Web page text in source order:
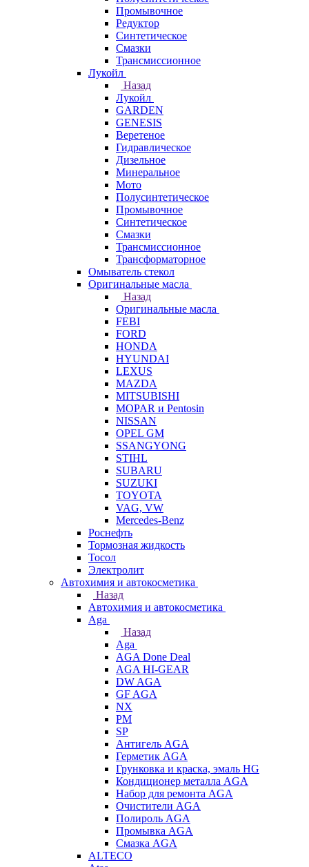
Промывочное
Редуктор
Синтетическое
Смазки
Трансмиссионное
Лукойл
Назад
Лукойл
GARDEN
GENESIS
Веретеное
Гидравлическое
Дизельное
Минеральное
Мото
Полусинтетическое
Промывочное
Синтетическое
Смазки
Трансмиссионное
Трансформаторное
Омыватель стекол
Оригинальные масла
Назад
Оригинальные масла
FEBI
FORD
HONDA
HYUNDAI
LEXUS
MAZDA
MITSUBISHI
MOPAR и Pentosin
NISSAN
OPEL GM
SSANGYONG
STIHL
SUBARU
SUZUKI
TOYOTA
VAG, VW
Мercedes-Benz
Роснефть
Тормозная жидкость
Тосол
Электролит
Автохимия и автокосметика
Назад
Автохимия и автокосметика
Aga
Назад
Aga
AGA Done Deal
AGA HI-GEAR
DW AGA
GF AGA
NX
PM
SP
Антигель AGA
Герметик AGA
Грунковка и краска, эмаль HG
Кондиционер металла AGA
Набор для ремонта AGA
Очистители AGA
Полироль AGA
Промывка AGA
Смазка AGA
ALTECO